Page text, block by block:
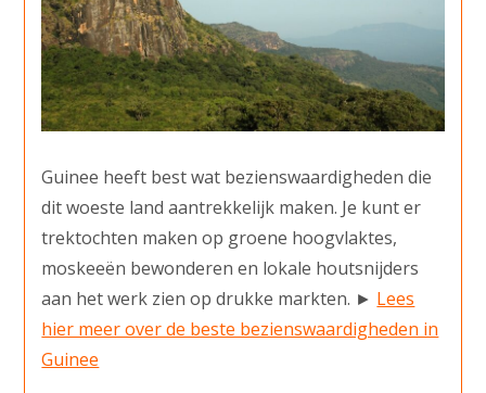
Guinee heeft best wat bezienswaardigheden die
dit woeste land aantrekkelijk maken. Je kunt er
trektochten maken op groene hoogvlaktes,
moskeeën bewonderen en lokale houtsnijders
aan het werk zien op drukke markten. ► Lees
hier meer over de beste bezienswaardigheden in
Guinee